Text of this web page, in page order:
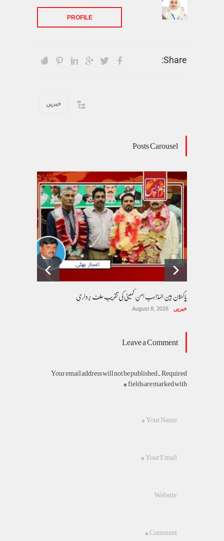
PROFILE
Share:
خبریں
Posts Carousel
پاکستان بین المذاہب امن کمیٹی کی تقریب حلف برداری
خبریں August 8, 2026
Leave a Comment
Your email address will not be published. Required
fields are marked with *